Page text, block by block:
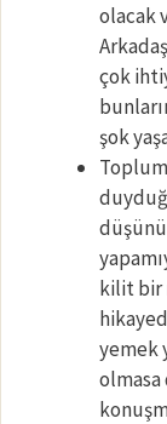
olacak
çok
şok
kilit bir
yemek